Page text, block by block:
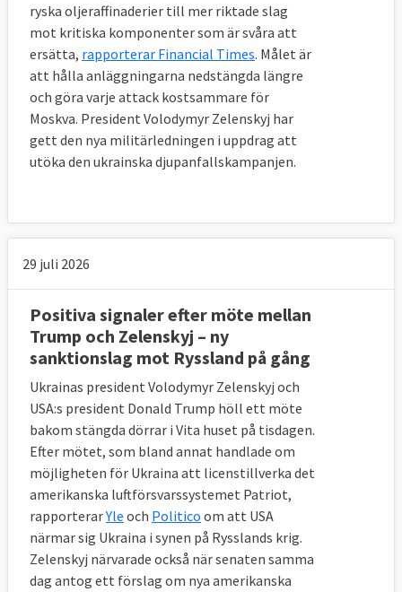
ryska oljeraffinaderier till mer riktade slag
mot kritiska komponenter som är svåra att
ersätta, rapporterar Financial Times. Målet är
att hålla anläggningarna nedstängda längre
och göra varje attack kostsammare för
Moskva. President Volodymyr Zelenskyj har
gett den nya militärledningen i uppdrag att
utöka den ukrainska djupanfallskampanjen.
29 juli 2026
Positiva signaler efter möte mellan
Trump och Zelenskyj – ny
sanktionslag mot Ryssland på gång
Ukrainas president Volodymyr Zelenskyj och
USA:s president Donald Trump höll ett möte
bakom stängda dörrar i Vita huset på tisdagen.
Efter mötet, som bland annat handlade om
möjligheten för Ukraina att licenstillverka det
amerikanska luftförsvarssystemet Patriot,
rapporterarYle och Politico om att USA
närmar sig Ukraina i synen på Rysslands krig.
Zelenskyj närvarade också när senaten samma
dag antog ett förslag om nya amerikanska